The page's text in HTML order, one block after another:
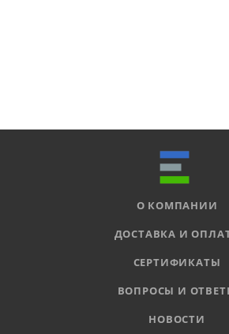
О КОМПАНИИ
ДОСТАВКА И
СЕРТИФИКАТЫ
ВОПРОСЫ И
НОВОСТИ